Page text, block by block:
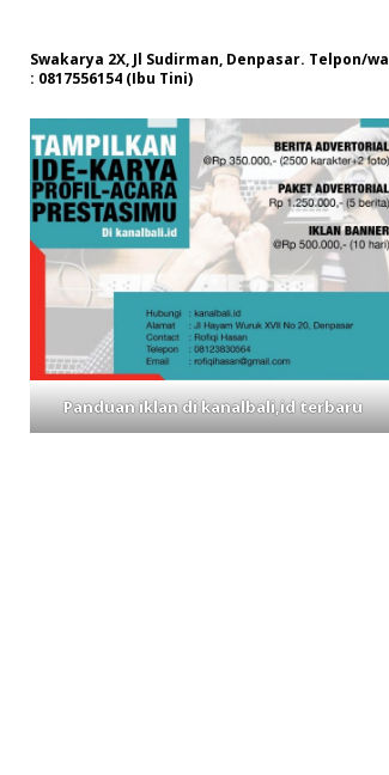
Swakarya 2X, Jl Sudirman, Denpasar. Telpon/wa
: 0817556154 (Ibu Tini)
Panduan iklan di kanalbali,id terbaru